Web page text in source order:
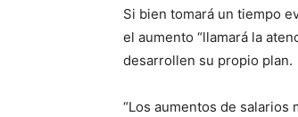
Si bien tomará un tiempo
el aumento “llamará la
desarrollen su propio plan.
“Los aumentos de salarios